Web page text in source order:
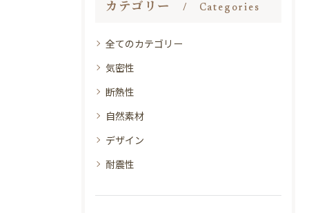
カテゴリー Categories
全てのカテゴリー
気密性
断熱性
自然素材
デザイン
耐震性